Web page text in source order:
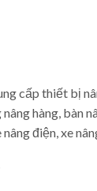
cấp thiết bị
hàng, bàn
nâng điện, xe